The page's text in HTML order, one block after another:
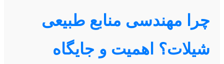
چرا مهندسی منابع طبیعی
شیلات؟ اهمیت و جایگاه